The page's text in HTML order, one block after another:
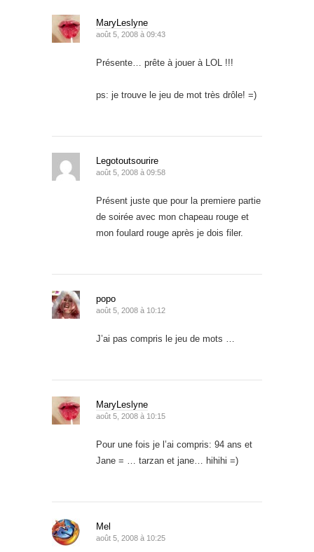
MaryLeslyne
août 5, 2008 à 09:43
Présente… prête à jouer à LOL !!!
ps: je trouve le jeu de mot très drôle! =)
Legotoutsourire
août 5, 2008 à 09:58
Présent juste que pour la premiere partie
de soirée avec mon chapeau rouge et
mon foulard rouge après je dois filer.
popo
août 5, 2008 à 10:12
J’ai pas compris le jeu de mots …
MaryLeslyne
août 5, 2008 à 10:15
Pour une fois je l’ai compris: 94 ans et
Jane = … tarzan et jane… hihihi =)
Mel
août 5, 2008 à 10:25